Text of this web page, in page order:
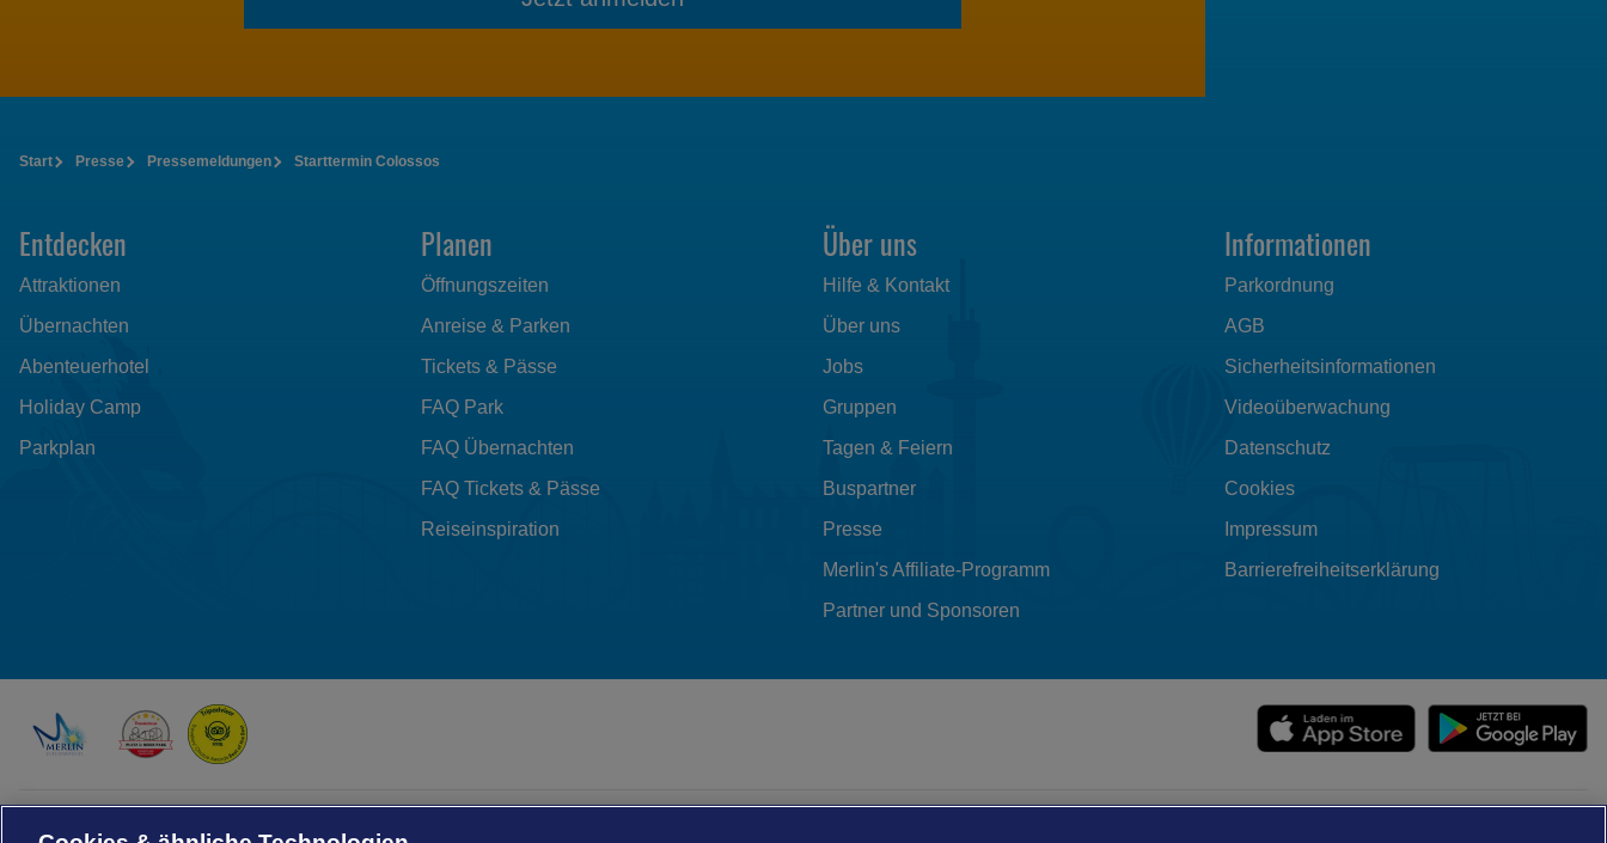
Start Presse Pressemeldungen Starttermin Colossos
Entdecken
Attraktionen
Übernachten
Abenteuerhotel
Holiday Camp
Parkplan
Planen
Öffnungszeiten
Anreise & Parken
Tickets & Pässe
FAQ Park
FAQ Übernachten
FAQ Tickets & Pässe
Reiseinspiration
Über uns
Hilfe & Kontakt
Über uns
Jobs
Gruppen
Tagen & Feiern
Buspartner
Presse
Merlin's Affiliate-Programm
Partner und Sponsoren
Informationen
Parkordnung
AGB
Sicherheitsinformationen
Videoüberwachung
Datenschutz
Cookies
Impressum
Barrierefreiheitserklärung
TM & © 2026 Columbia Pictures Industries, Inc. All Rights Reserved